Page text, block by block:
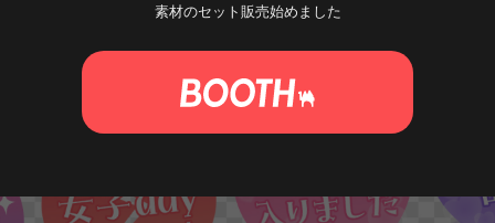
素材のセット販売始めました